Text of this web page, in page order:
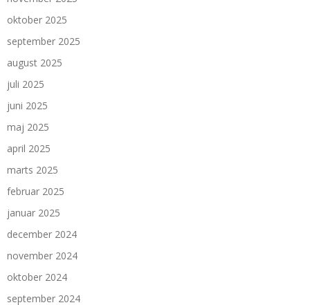
oktober 2025
september 2025
august 2025
juli 2025
juni 2025
maj 2025
april 2025
marts 2025
februar 2025
januar 2025
december 2024
november 2024
oktober 2024
september 2024